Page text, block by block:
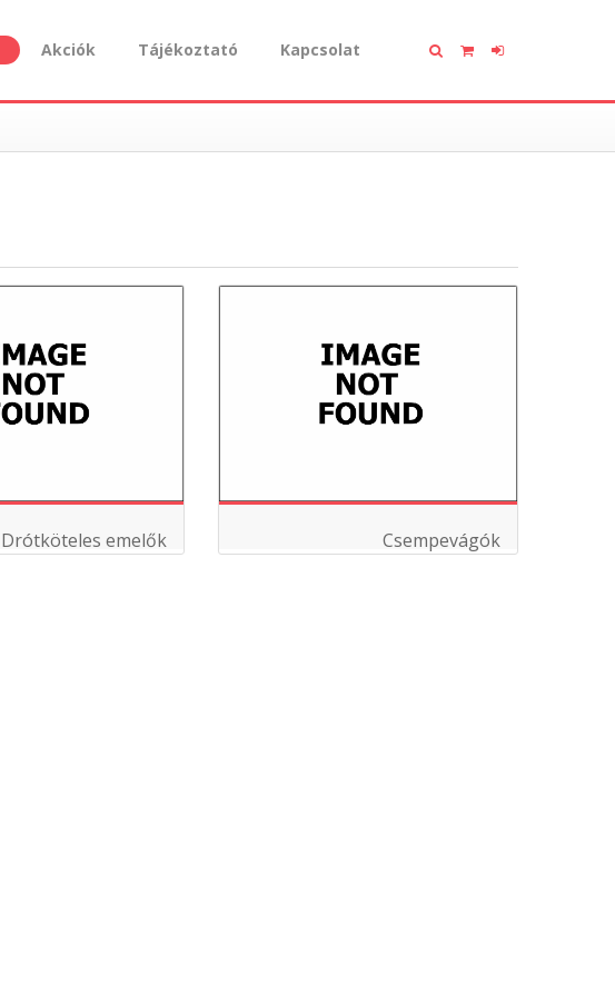
Akciók Tájékoztató Kapcsolat
Drótköteles emelők Csempevágók